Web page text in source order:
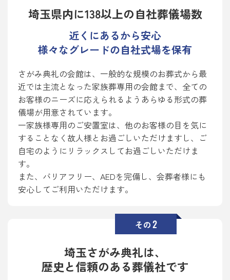
埼玉県内に138以上の自社葬儀場数
近くにあるから安心
様々なグレードの自社式場を保有
さがみ典礼の会館は、一般的な規模のお葬式から最
近では主流となった家族葬専用の会館まで、全ての
お客様のニーズに応えられるようあらゆる形式の葬
儀場が用意されています。
一家族様専用のご安置室は、他のお客様の目を気に
することなく故人様とお過ごしいただけますし、ご
自宅のようにリラックスしてお過ごしいただけま
す。
また、バリアフリー、AEDを完備し、会葬者様にも
安心してご利用いただけます。
その2
埼玉さがみ典礼は、
歴史と信頼のある葬儀社です